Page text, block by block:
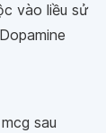
vào liều sử
sau